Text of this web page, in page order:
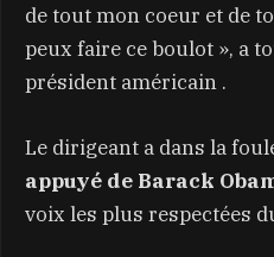
de tout mon coeur et de
peux faire ce boulot », a
président américain .
Le dirigeant a dans la
appuyé de Barack
voix les plus respectées